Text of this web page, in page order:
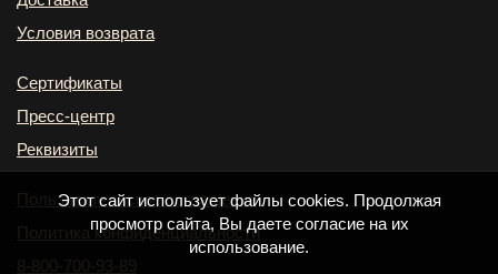
Условия возврата
Сертификаты
Пресс-центр
Реквизиты
Пользовательское соглашение
Политика конфиденциальности
Этот сайт использует файлы cookies. Продолжая
просмотр сайта, Вы даете согласие на их
использование.